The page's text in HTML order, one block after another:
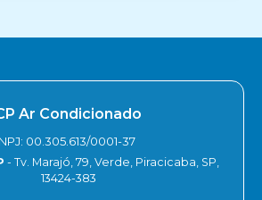
Ar Condicionado
00.305.613/0001-37
- Tv. Marajó, 79, Verde, Piracicaba, SP,
13424-383